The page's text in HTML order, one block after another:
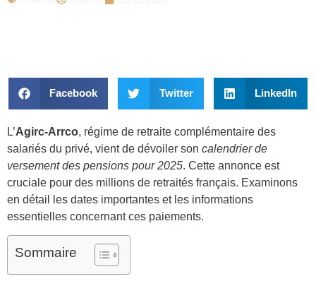
Facebook Twitter LinkedIn
L’Agirc-Arrco, régime de retraite complémentaire des
salariés du privé, vient de dévoiler son calendrier de
versement des pensions pour 2025. Cette annonce est
cruciale pour des millions de retraités français. Examinons
en détail les dates importantes et les informations
essentielles concernant ces paiements.
Sommaire